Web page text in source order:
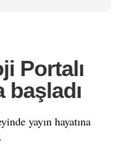
Portalı
başladı
yayın hayatına